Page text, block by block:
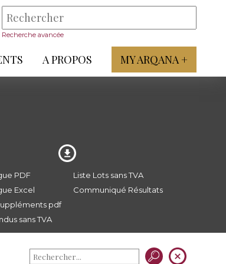
Recherche avancée
A PROPOS MY ARQANA +
PDF
Excel
pdf
sans TVA
Liste Lots sans TVA
Communiqué Résultats